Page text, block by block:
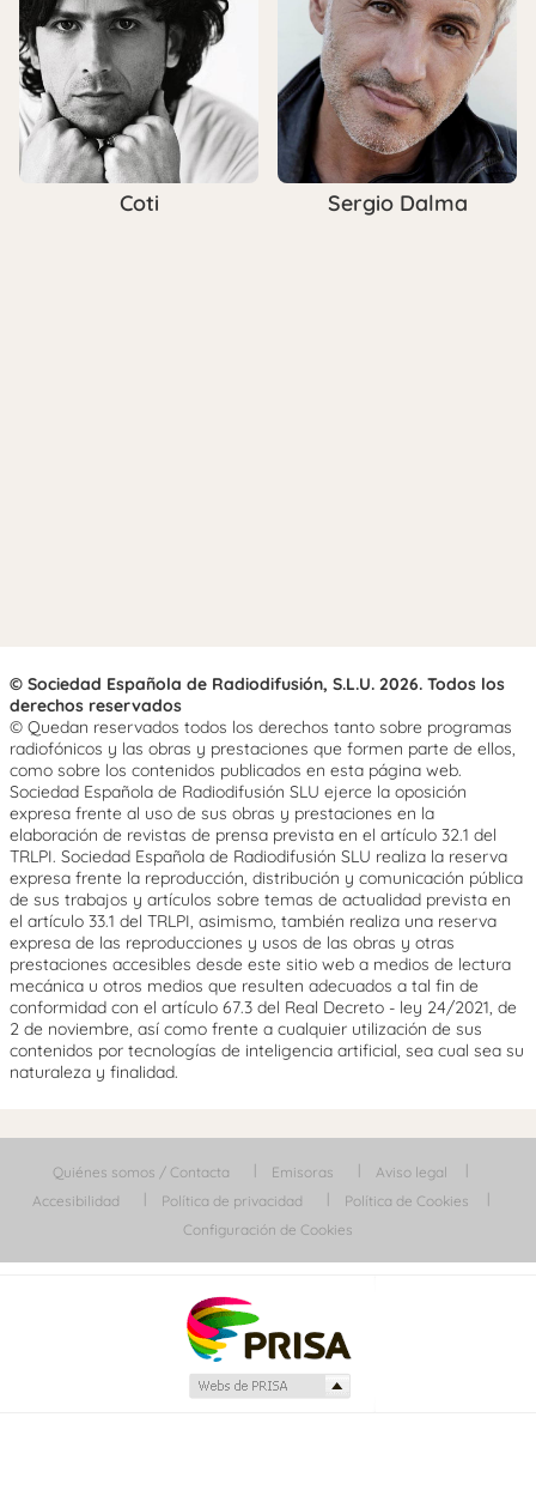
Coti Sergio Dalma
© Sociedad Española de Radiodifusión, S.L.U. 2026. Todos los
derechos reservados
© Quedan reservados todos los derechos tanto sobre programas
radiofónicos y las obras y prestaciones que formen parte de ellos,
como sobre los contenidos publicados en esta página web.
Sociedad Española de Radiodifusión SLU ejerce la oposición
expresa frente al uso de sus obras y prestaciones en la
elaboración de revistas de prensa prevista en el artículo 32.1 del
TRLPI. Sociedad Española de Radiodifusión SLU realiza la reserva
expresa frente la reproducción, distribución y comunicación pública
de sus trabajos y artículos sobre temas de actualidad prevista en
el artículo 33.1 del TRLPI, asimismo, también realiza una reserva
expresa de las reproducciones y usos de las obras y otras
prestaciones accesibles desde este sitio web a medios de lectura
mecánica u otros medios que resulten adecuados a tal fin de
conformidad con el artículo 67.3 del Real Decreto - ley 24/2021, de
2 de noviembre, así como frente a cualquier utilización de sus
contenidos por tecnologías de inteligencia artificial, sea cual sea su
naturaleza y finalidad.
Quiénes somos / Contacta Emisoras
Aviso legal
Accesibilidad
Política de privacidad
Política de Cookies
Configuración de Cookies